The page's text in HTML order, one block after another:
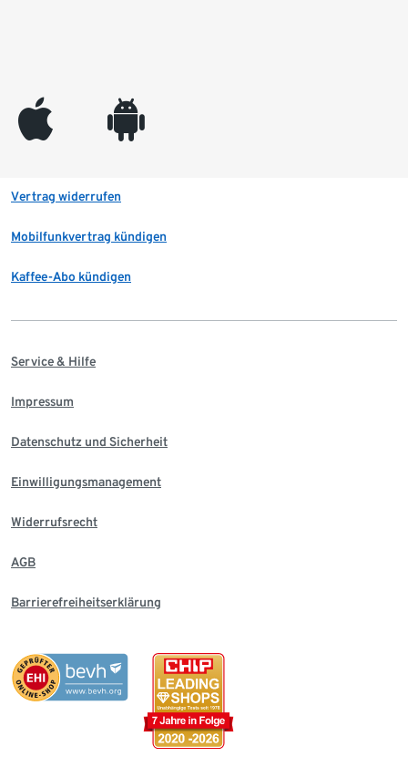
appleinc android
Vertrag widerrufen
Mobilfunkvertrag kündigen
Kaffee-Abo kündigen
Service & Hilfe
Impressum
Datenschutz und Sicherheit
Einwilligungsmanagement
Widerrufsrecht
AGB
Barrierefreiheitserklärung